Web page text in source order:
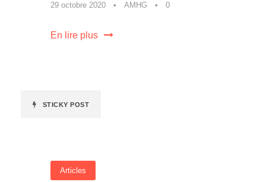
29 octobre 2020 • AMHG • 0
En lire plus
STICKY POST
Articles